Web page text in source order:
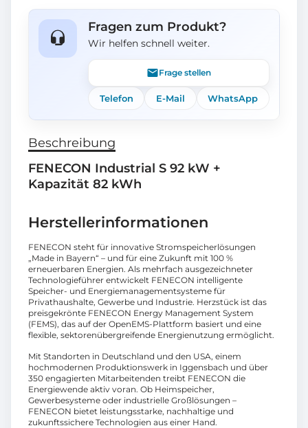
Fragen zum Produkt?
Wir helfen schnell weiter.
Frage stellen
Telefon E-Mail WhatsApp
Beschreibung
FENECON Industrial S 92 kW +
Kapazität 82 kWh
Herstellerinformationen
FENECON steht für innovative Stromspeicherlösungen
„Made in Bayern“ – und für eine Zukunft mit 100 %
erneuerbaren Energien. Als mehrfach ausgezeichneter
Technologieführer entwickelt FENECON intelligente
Speicher- und Energiemanagementsysteme für
Privathaushalte, Gewerbe und Industrie. Herzstück ist das
preisgekrönte FENECON Energy Management System
(FEMS), das auf der OpenEMS-Plattform basiert und eine
flexible, sektorenübergreifende Energienutzung ermöglicht.
Mit Standorten in Deutschland und den USA, einem
hochmodernen Produktionswerk in Iggensbach und über
350 engagierten Mitarbeitenden treibt FENECON die
Energiewende aktiv voran. Ob Heimspeicher,
Gewerbesysteme oder industrielle Großlösungen –
FENECON bietet leistungsstarke, nachhaltige und
zukunftssichere Technologien aus einer Hand.